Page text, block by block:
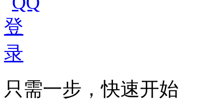
只需一步，快速开始